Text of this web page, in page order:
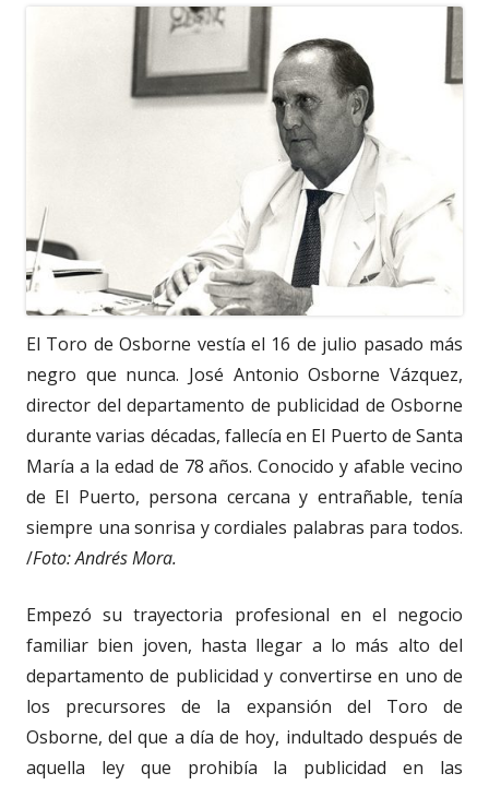
El Toro de Osborne vestía el 16 de julio pasado más
negro que nunca. José Antonio Osborne Vázquez,
director del departamento de publicidad de Osborne
durante varias décadas, fallecía en El Puerto de Santa
María a la edad de 78 años. Conocido y afable vecino
de El Puerto, persona cercana y entrañable, tenía
siempre una sonrisa y cordiales palabras para todos.
/Foto: Andrés Mora.
Empezó su trayectoria profesional en el negocio
familiar bien joven, hasta llegar a lo más alto del
departamento de publicidad y convertirse en uno de
los precursores de la expansión del Toro de
Osborne, del que a día de hoy, indultado después de
aquella ley que prohibía la publicidad en las